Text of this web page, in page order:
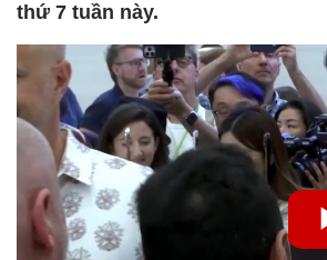
thứ 7 tuần này.